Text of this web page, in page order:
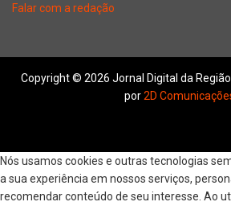
Falar com a redação
Copyright © 2026 Jornal Digital da
por2D
Nós usamos cookies e outras tecnologias
a sua experiência em nossos serviços,
recomendar conteúdo de seu interesse. Ao